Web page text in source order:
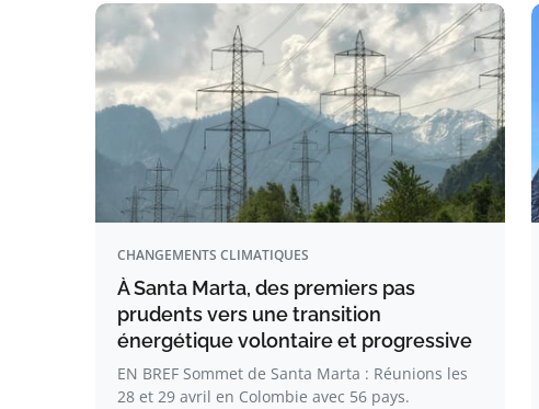
CHANGEMENTS CLIMATIQUES
À Santa Marta, des premiers pas
prudents vers une transition
énergétique volontaire et progressive
EN BREF Sommet de Santa Marta : Réunions les
28 et 29 avril en Colombie avec 56 pays.